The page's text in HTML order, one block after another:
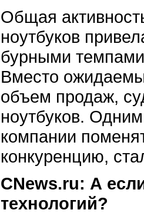
Общая
ноутбуков
бурными
Вместо
объем продаж,
ноутбуков.
компании
конкуренцию,
CNews.ru: А
технологий?